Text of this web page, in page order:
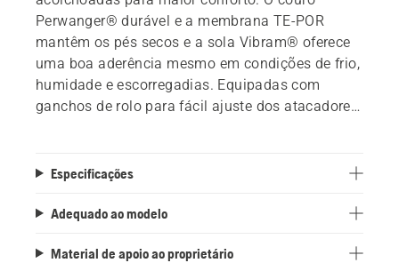
Perwanger® durável e a membrana TE-POR
mantêm os pés secos e a sola Vibram® oferece
uma boa aderência mesmo em condições de frio,
humidade e escorregadias. Equipadas com
ganchos de rolo para fácil ajuste dos atacadores
ISO 17249: 2013 nível Classe 2 (24 m / s).
Especificações
Adequado ao modelo
Material de apoio ao proprietário